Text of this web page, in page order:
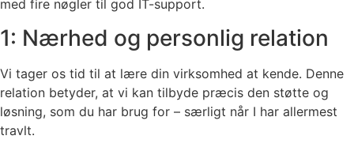
med fire nøgler til god IT-support.
1: Nærhed og personlig relation
Vi tager os tid til at lære din virksomhed at kende. Denne
relation betyder, at vi kan tilbyde præcis den støtte og
løsning, som du har brug for – særligt når I har allermest
travlt.